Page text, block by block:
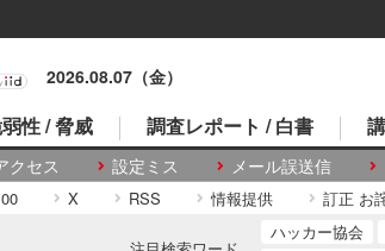
2026.08.07（金）
クセス 設定ミス メール誤送信
性 / 脅威 調査レポート / 白書
X RSS 情報提供 訂正 お
ハッカー協会